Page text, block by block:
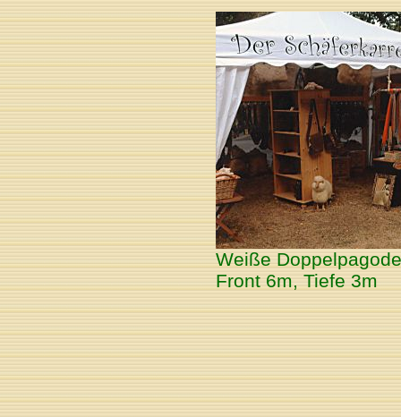
Weiße
Front 6m, Tiefe 3m